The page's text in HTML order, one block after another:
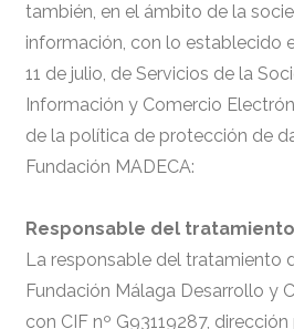
también, en el ámbito de la
información, con lo establecido
11 de julio, de Servicios de la
Información y Comercio
de la política de protección de
Fundación MADECA:
Responsable del tratamiento
La responsable del tratamiento
Fundación Málaga Desarrollo y
con CIF nº G93119287,